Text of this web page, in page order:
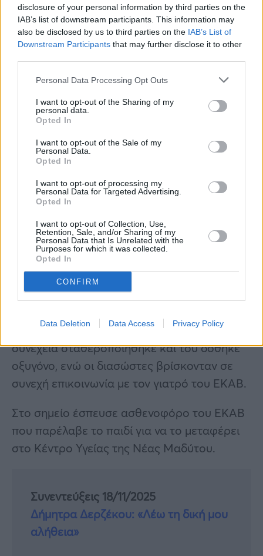
disclosure of your personal information by third parties on the
IAB’s list of downstream participants. This information may
also be disclosed by us to third parties on the IAB’s List of
Downstream Participants that may further disclose it to other
Personal Data Processing Opt Outs
I want to opt-out of the Sharing of my
personal data.
Opted In
I want to opt-out of the Sale of my
Personal Data.
Opted In
I want to opt-out of processing my
Personal Data for Targeted Advertising.
Opted In
I want to opt-out of Collection, Use,
Retention, Sale, and/or Sharing of my
Personal Data that Is Unrelated with the
Purposes for which it was collected.
Opted In
CONFIRM
Data Deletion Data Access Privacy Policy
Στο σημείο έσπευσαν μέσα σε ελάχιστα
όλων το παιδί επανήλθε άμεσα στη ζωή. Στη
συνέχεια σταθεροποιήθηκε και του δόθηκε
οξυγόνο, ενώ οι διασώστες βρίσκονταν σε
συνεχή επικοινωνία με τον γιατρό του ΕΚΑΒ.
Στο σημείο έσπευσε ασθενοφόρο του ΕΚΑΒ
που παρέλαβε το παιδί για να το μεταφέρει
στο Κέντρο Υγείας της Νέας Μαδύτου.
Συνεντεύξεις 18/11/2025
Δήμητρα Δερζέκου: «Λέω τη δική μου
αλήθεια»